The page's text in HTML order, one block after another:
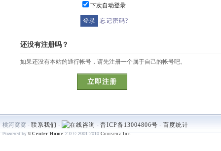
下次自动登录
忘记密码?
还没有注册吗？
如果还没有本站的通行帐号，请先注册一个属于自己的帐号吧。
立即注册
桃河窝窝 - 联系我们 - - 晋ICP备13004806号 - 百度统计
Powered by UCenter Home 2.0 © 2001-2010 Comsenz Inc.